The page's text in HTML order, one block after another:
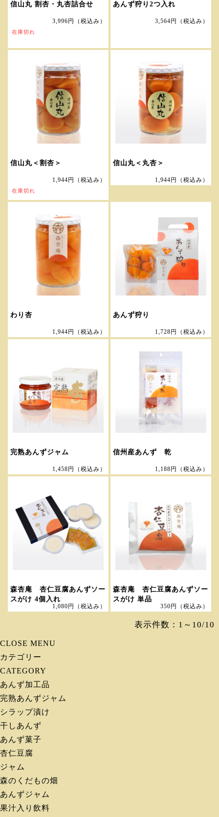
信山丸 割杏・丸杏詰合せ
3,996円 （税込み）
在庫切れ
あんず狩り2つ入れ
3,564円 （税込み）
信山丸＜割杏＞
1,944円 （税込み）
在庫切れ
信山丸＜丸杏＞
1,944円 （税込み）
わり杏
1,944円 （税込み）
あんず狩り
1,728円 （税込み）
完熟あんずジャム
1,458円 （税込み）
信州産あんず 乾
1,188円 （税込み）
森杏庵 杏仁豆腐あんずソー
スがけ 4個入れ
1,080円 （税込み）
森杏庵 杏仁豆腐あんずソー
スがけ 単品
350円 （税込み）
表示件数：1～10/10
CLOSE MENU
カテゴリー
CATEGORY
あんず加工品
完熟あんずジャム
シラップ漬け
干しあんず
あんず菓子
杏仁豆腐
ジャム
森のくだもの畑
あんずジャム
果汁入り飲料